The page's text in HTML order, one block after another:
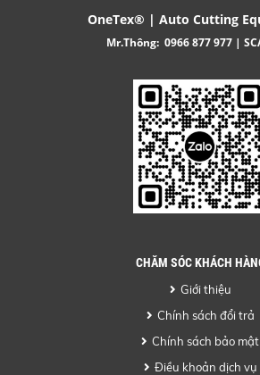
OneTex® | Auto Cutting
Mr.Thông: 0966 877 977 |
CHĂM SÓC KHÁCH
Giới thiệu
Chính sách đổi trả
Chính sách bảo mật
Điều khoản dịch vụ